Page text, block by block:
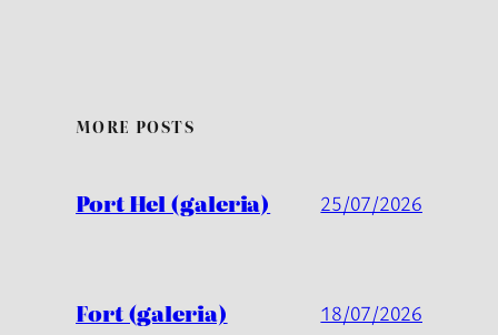
MORE POSTS
Port Hel (galeria) 25/07/2026
Fort (galeria) 18/07/2026